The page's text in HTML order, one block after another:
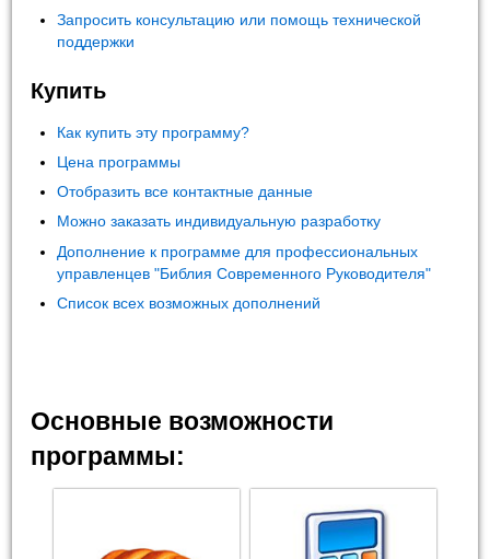
Запросить консультацию или помощь технической
поддержки
Купить
Как купить эту программу?
Цена программы
Отобразить все контактные данные
Можно заказать индивидуальную разработку
Дополнение к программе для профессиональных
управленцев "Библия Современного Руководителя"
Список всех возможных дополнений
Основные возможности
программы: